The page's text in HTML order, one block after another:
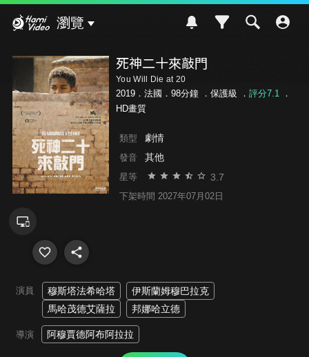
瀏覽
死神二十來敲門
You Will Die at 20
2019．法國．98分鐘 ． 保護級 ． 評分7.1．
HD畫質
類型 劇情
發音 其他
星等 3.7
下架時間 2027年07月02日
演員 穆斯塔法希哈塔
伊斯蘭姆穆巴拉克
馬哈茂德艾薩拉
邦娜哈立德
導演 阿穆賈德阿布阿拉拉